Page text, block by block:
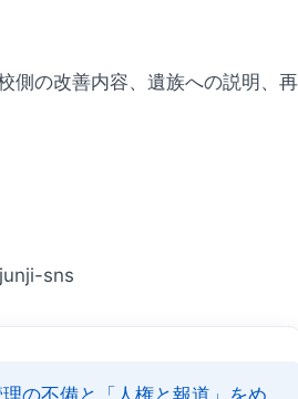
側の改善内容、遺族への説明、再
sns
の不備と「人権と報道」をめ